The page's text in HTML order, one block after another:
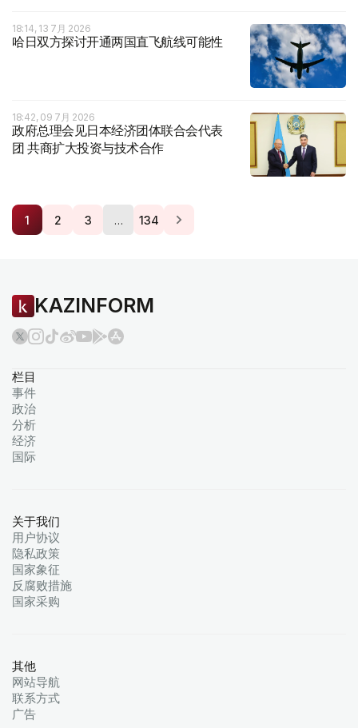
18:14, 13 7月 2026
哈日双方探讨开通两国直飞航线可能性
18:42, 09 7月 2026
政府总理会见日本经济团体联合会代表
团 共商扩大投资与技术合作
1 2 3 … 134
KAZINFORM
栏目
事件
政治
分析
经济
国际
关于我们
用户协议
隐私政策
国家象征
反腐败措施
国家采购
其他
网站导航
联系方式
广告